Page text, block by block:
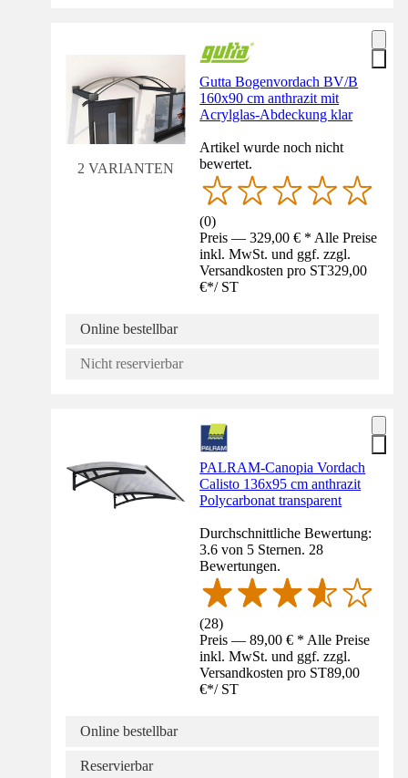
2 VARIANTEN
Gutta Bogenvordach BV/B
160x90 cm anthrazit mit
Acrylglas-Abdeckung klar
Artikel wurde noch nicht
bewertet.
(0)
Preis — 329,00 € * Alle Preise
inkl. MwSt. und ggf. zzgl.
Versandkosten pro ST329,00
€*/ ST
Online bestellbar
Nicht reservierbar
PALRAM-Canopia Vordach
Calisto 136x95 cm anthrazit
Polycarbonat transparent
Durchschnittliche Bewertung:
3.6 von 5 Sternen. 28
Bewertungen.
(28)
Preis — 89,00 € * Alle Preise
inkl. MwSt. und ggf. zzgl.
Versandkosten pro ST89,00
€*/ ST
Online bestellbar
Reservierbar